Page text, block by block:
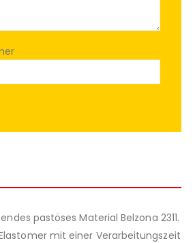
pastöses Material Belzona 2311.
mit einer Verarbeitungszeit